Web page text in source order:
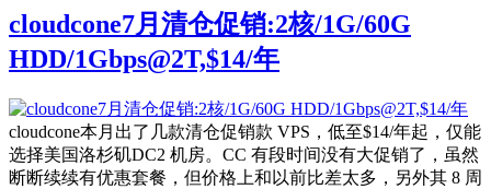
cloudcone7月清仓促销:2核/1G/60G
HDD/1Gbps@2T,$14/年
cloudcone本月出了几款清仓促销款 VPS，低至$14/年起，仅能
选择美国洛杉矶DC2 机房。CC 有段时间没有大促销了，虽然
断断续续有优惠套餐，但价格上和以前比差太多，另外其 8 周